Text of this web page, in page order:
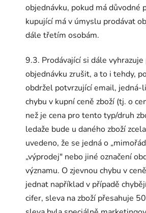
objednávku, pokud má důvodné
kupující má v úmyslu prodávat
dále třetím osobám.
9.3. Prodávající si dále vyhrazuje
objednávku zrušit, a to i tehdy,
obdržel potvrzující email, jedná-
chybu v kupní ceně zboží (tj. o
než je cena pro tento typ/druh
ledaže bude u daného zboží
uvedeno, že se jedná o
„výprodej" nebo jiné označení
významu. O zjevnou chybu v
jednat například v případě
cifer, sleva na zboží přesahuje